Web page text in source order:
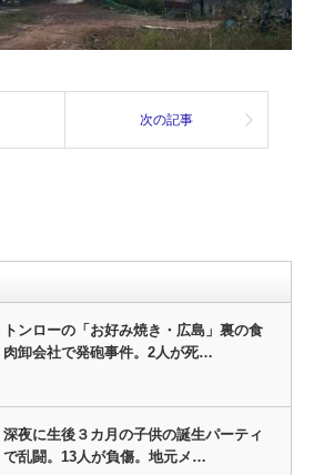
次の記事
トンローの「お好み焼き・広島」裏の食
肉卸会社で発砲事件。2人が死…
深夜に生後３カ月の子供の誕生パーティ
で乱闘。13人が負傷。地元メ…